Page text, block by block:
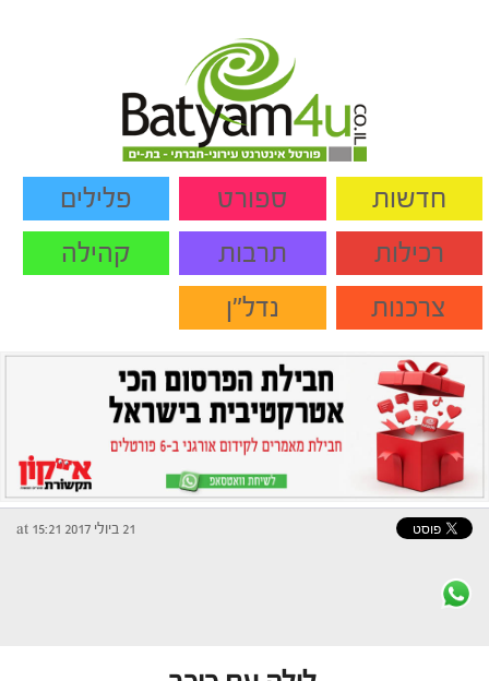
חדשות ספורט
פלילים
רכילות
תרבות
קהילה
צרכנות
נדל"ן
21 ביולי 2017 at 15:21